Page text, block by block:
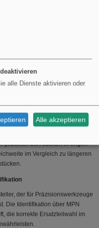
Hinweise
und 1/4"-Nüsse
Nüsse und Werkzeugantriebe
korrekten Sitz.
vorgesehen ist, sollte er
unter hohen dynamischen
praktisch bei Arbeiten in engen
im Vergleich zu längeren
der für Präzisionswerkzeuge
Die Identifikation über MPN
die korrekte Ersatzteilwahl im
alle Dienste aktivieren oder
Alle akzeptieren